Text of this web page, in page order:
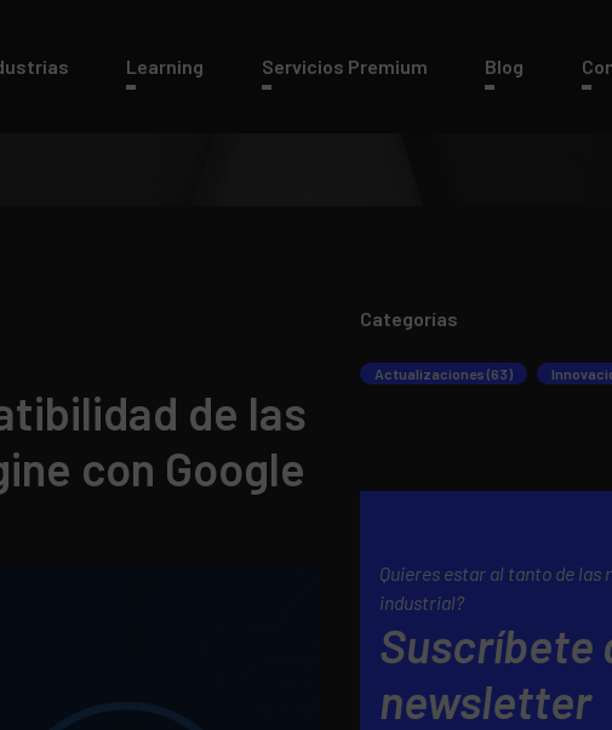
Learning Servicios Premium Blog
de las
con Google
Categorías
Actualizaciones (63)
Quieres estar al tanto de las
industrial?
Suscríbete
newsletter